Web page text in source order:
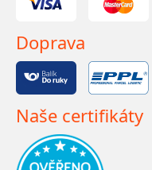
Doprava
Naše certifikáty